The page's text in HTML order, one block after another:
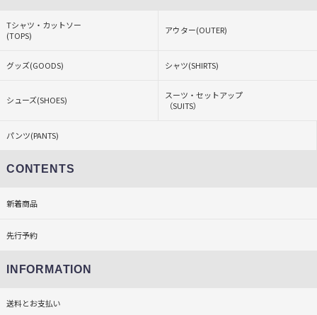
Tシャツ・カットソー
(TOPS)
アウター(OUTER)
グッズ(GOODS) シャツ(SHIRTS)
シューズ(SHOES)
スーツ・セットアップ
（SUITS）
パンツ(PANTS)
CONTENTS
新着商品
先行予約
INFORMATION
送料とお支払い